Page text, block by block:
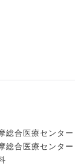
総合医療センタ
総合医療センタ